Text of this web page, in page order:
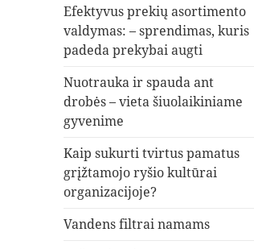
Efektyvus prekių asortimento
valdymas: – sprendimas, kuris
padeda prekybai augti
Nuotrauka ir spauda ant
drobės – vieta šiuolaikiniame
gyvenime
Kaip sukurti tvirtus pamatus
grįžtamojo ryšio kultūrai
organizacijoje?
Vandens filtrai namams